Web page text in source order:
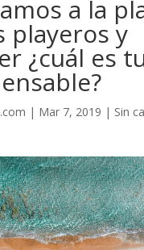
a la
playeros y
¿cuál es
| Mar 7, 2019 | Sin